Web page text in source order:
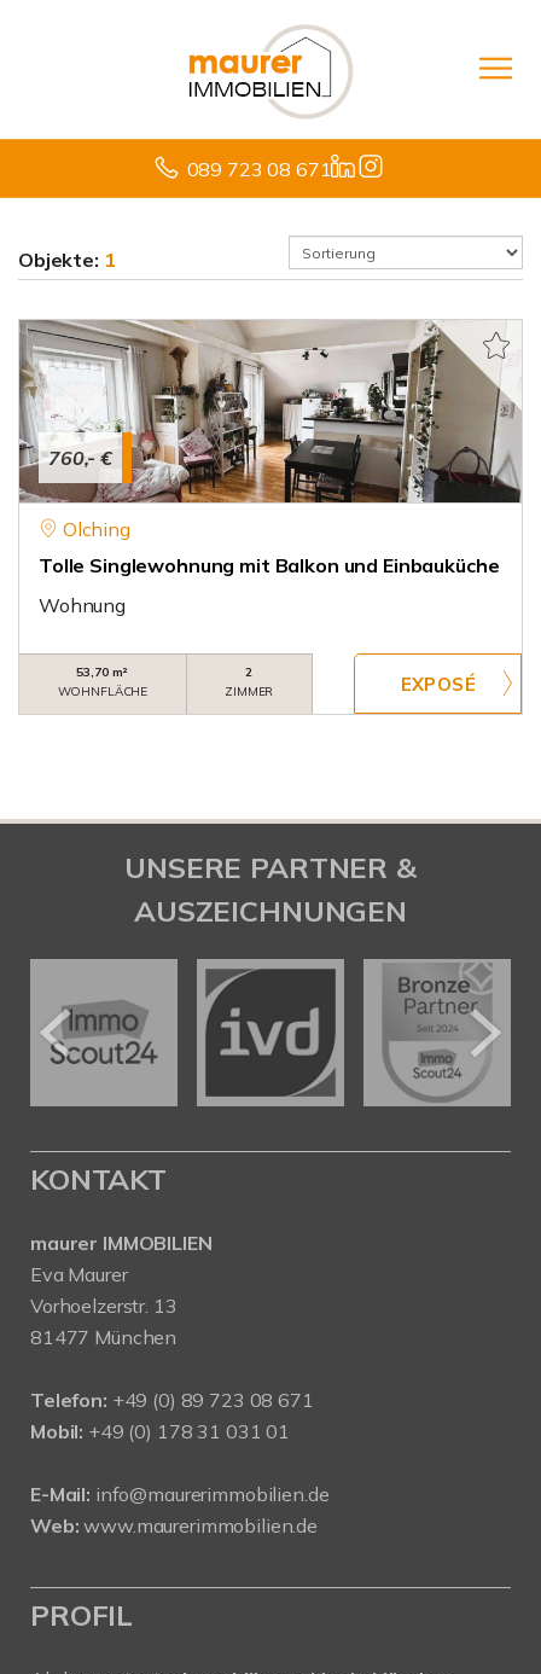
089 723 08 671
Objekte: 1
760,- €
Olching
Tolle Singlewohnung mit Balkon und Einbauküche
Wohnung
53,70 m²
WOHNFLÄCHE
2
ZIMMER
UNSERE PARTNER &
AUSZEICHNUNGEN
KONTAKT
maurer IMMOBILIEN
Eva Maurer
Vorhoelzerstr. 13
81477 München
Telefon: +49 (0) 89 723 08 671
Mobil: +49 (0) 178 31 031 01
E-Mail: info@maurerimmobilien.de
Web: www.maurerimmobilien.de
PROFIL